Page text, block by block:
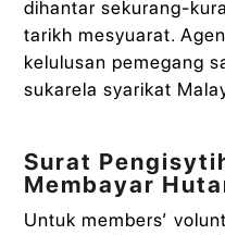
dihantar sekurang-
tarikh mesyuarat.
kelulusan pemegang
sukarela syarikat
Surat
Membayar
Untuk members’